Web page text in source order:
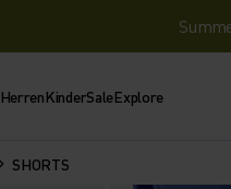
HerrenKinderSaleExplore
SHORTS